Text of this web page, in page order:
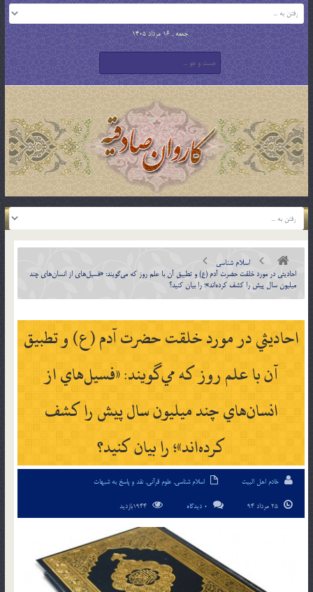
جمعه , 16 مرداد 1405
اسلام شناسی
احاديثي در مورد خلقت حضرت آدم (ع) و تطبيق آن با علم روز كه مي‌گويند: «فسيل‌هاي از انسان‌هاي چند
ميليون سال پيش را كشف كرده‌اند»؛ را بيان كنيد؟
احاديثي در مورد خلقت حضرت آدم (ع) و تطبيق
آن با علم روز كه مي‌گويند: «فسيل‌هاي از
انسان‌هاي چند ميليون سال پيش را كشف
كرده‌اند»؛ را بيان كنيد؟
خادم اهل البیت اسلام شناسی,علوم قرآنی, نقد و پاسخ به شبهات
0 دیدگاه